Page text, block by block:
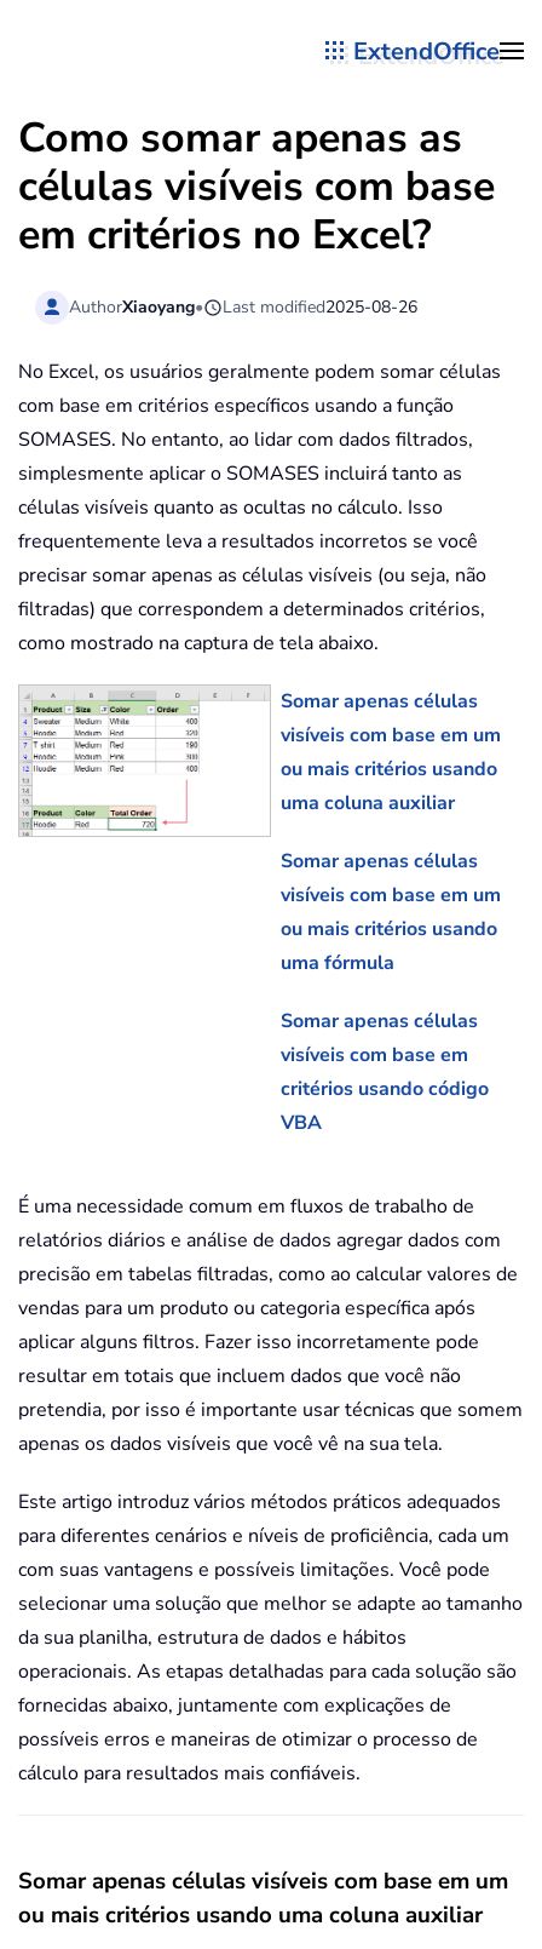
ExtendOffice
Como somar apenas as
células visíveis com base
em critérios no Excel?
AuthorXiaoyang• Last modified2025-08-26
No Excel, os usuários geralmente podem somar células
com base em critérios específicos usando a função
SOMASES. No entanto, ao lidar com dados filtrados,
simplesmente aplicar o SOMASES incluirá tanto as
células visíveis quanto as ocultas no cálculo. Isso
frequentemente leva a resultados incorretos se você
precisar somar apenas as células visíveis (ou seja, não
filtradas) que correspondem a determinados critérios,
como mostrado na captura de tela abaixo.
Somar apenas células
visíveis com base em um
ou mais critérios usando
uma coluna auxiliar
Somar apenas células
visíveis com base em um
ou mais critérios usando
uma fórmula
Somar apenas células
visíveis com base em
critérios usando código
VBA
É uma necessidade comum em fluxos de trabalho de
relatórios diários e análise de dados agregar dados com
precisão em tabelas filtradas, como ao calcular valores de
vendas para um produto ou categoria específica após
aplicar alguns filtros. Fazer isso incorretamente pode
resultar em totais que incluem dados que você não
pretendia, por isso é importante usar técnicas que somem
apenas os dados visíveis que você vê na sua tela.
Este artigo introduz vários métodos práticos adequados
para diferentes cenários e níveis de proficiência, cada um
com suas vantagens e possíveis limitações. Você pode
selecionar uma solução que melhor se adapte ao tamanho
da sua planilha, estrutura de dados e hábitos
operacionais. As etapas detalhadas para cada solução são
fornecidas abaixo, juntamente com explicações de
possíveis erros e maneiras de otimizar o processo de
cálculo para resultados mais confiáveis.
Somar apenas células visíveis com base em um
ou mais critérios usando uma coluna auxiliar